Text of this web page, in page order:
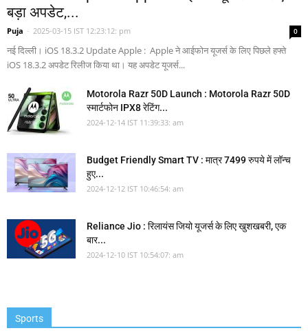
बड़ा अपडेट,...
Puja - 2025-03-15 IST 12:23:12: pm 0
नई दिल्ली। iOS 18.3.2 Update Apple : Apple ने आईफोन यूजर्स के लिए पिछले हफ्ते
iOS 18.3.2 अपडेट रिलीज किया था। यह अपडेट यूजर्स...
Motorola Razr 50D Launch : Motorola Razr 50D
स्मार्टफोन IPX8 रेटिंग...
2024-12-14 IST 11:39:33: am
Budget Friendly Smart TV : मात्र 7499 रुपये में लॉन्च
हुए...
2024-12-12 IST 10:46:54: am
Reliance Jio : रिलायंस जियो यूजर्स के लिए खुशखबरी, एक
बार...
2024-12-10 IST 10:54:07: am
Sports